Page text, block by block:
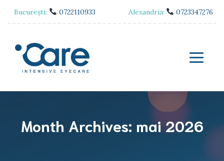
București: 0722110933 Alexandria: 0723347276
Month Archives: mai 2026